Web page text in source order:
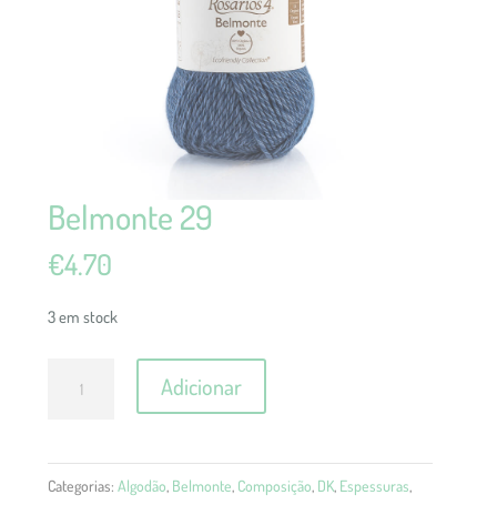
Belmonte 29
€4.70
3 em stock
29
Adicionar
Categorias:Algodão, Belmonte, Composição, DK, Espessuras,